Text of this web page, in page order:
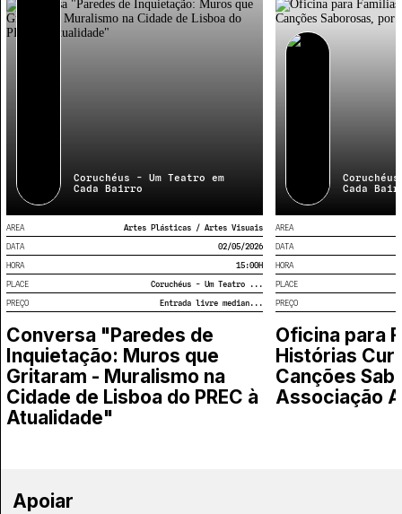
Quadrum e Biblioteca dos Coruchéus.
Coruchéus - Um Teatro em
Cada Bairro
AREA
Artes Plásticas / Artes Visuais
DATA
02/05/2026
HORA
15:00H
PLACE
Coruchéus - Um Teatro ...
PREÇO
Entrada livre median...
Conversa "Paredes de
Inquietação: Muros que
Gritaram - Muralismo na
Cidade de Lisboa do PREC à
Atualidade"
Cada
AREA
DATA
HORA
PLACE
PREÇO
Oficina para
Histórias
Canções
Associação A
Apoiar